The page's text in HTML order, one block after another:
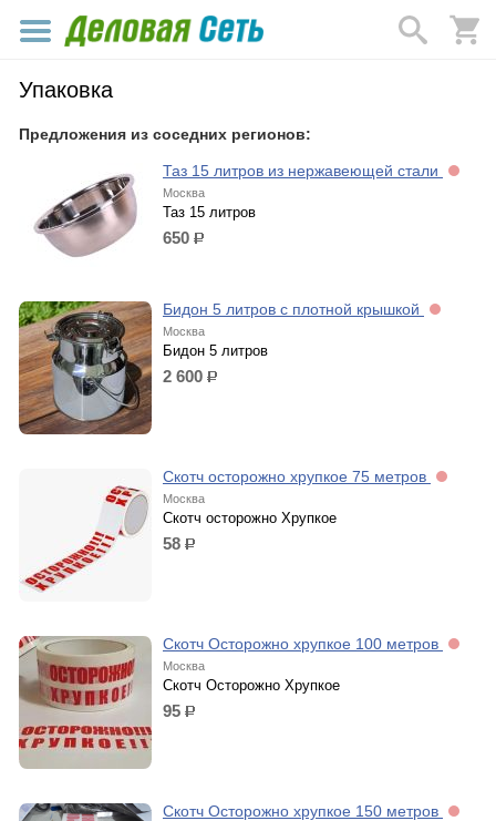
Упаковка
Предложения из соседних регионов:
Таз 15 литров из нержавеющей стали
Москва
Таз 15 литров
650 р.
Бидон 5 литров с плотной крышкой
Москва
Бидон 5 литров
2 600 р.
Скотч осторожно хрупкое 75 метров
Москва
Скотч осторожно Хрупкое
58 р.
Скотч Осторожно хрупкое 100 метров
Москва
Скотч Осторожно Хрупкое
95 р.
Скотч Осторожно хрупкое 150 метров